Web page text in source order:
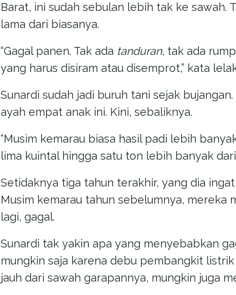
Barat, ini sudah sebulan lebih tak ke sawah.
lama dari biasanya.
“Gagal panen. Tak ada tanduran, tak ada
yang harus disiram atau disemprot,” kata
Sunardi sudah jadi buruh tani sejak
ayah empat anak ini. Kini, sebaliknya.
“Musim kemarau biasa hasil padi lebih
lima kuintal hingga satu ton lebih banyak
Setidaknya tiga tahun terakhir, yang dia
Musim kemarau tahun sebelumnya, mereka
lagi, gagal.
Sunardi tak yakin apa yang menyebabkan
mungkin saja karena debu pembangkit
jauh dari sawah garapannya, mungkin juga